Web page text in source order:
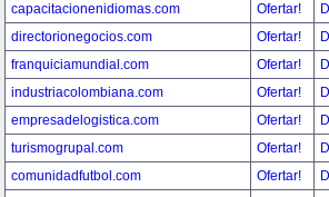
capacitacionenidiomas.com
Ofertar!
directorionegocios.com
Ofertar!
franquiciamundial.com
Ofertar!
industriacolombiana.com
Ofertar!
empresadelogistica.com
Ofertar!
turismogrupal.com
Ofertar!
comunidadfutbol.com
Ofertar!